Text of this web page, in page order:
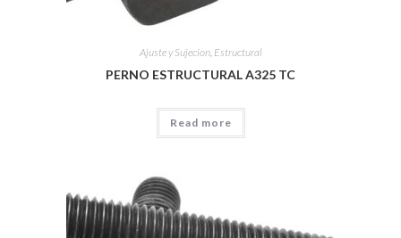
Ajuste y Sujecion, Estructural
PERNO ESTRUCTURAL A325 TC
Read more